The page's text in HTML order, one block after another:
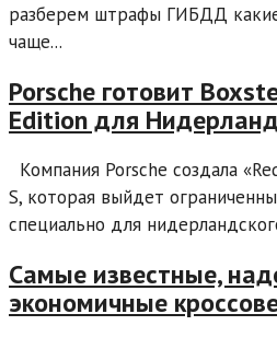
разберем штрафы ГИБДД
чаще...
Porsche готовит
Edition для
Компания Porsche создала
S, которая выйдет
специально для
Самые известные,
экономичные